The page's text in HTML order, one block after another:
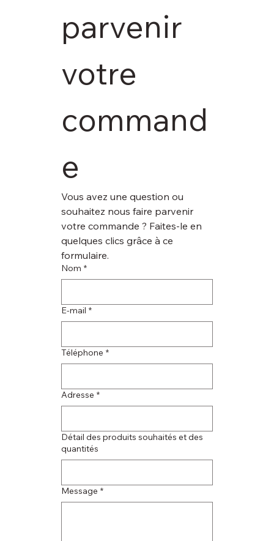
parvenir
votre
command
e
Vous avez une question ou
souhaitez nous faire parvenir
votre commande ? Faites-le en
quelques clics grâce à ce
formulaire.
Nom *
E‑mail *
Téléphone *
Adresse *
Détail des produits souhaités et des
quantités
Message *